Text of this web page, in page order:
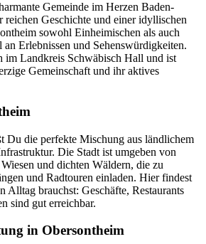
Gemeinde im Herzen Baden-
reichen Geschichte und einer idyllischen
sowohl Einheimischen als auch
Erlebnissen und Sehenswürdigkeiten.
im Landkreis Schwäbisch Hall und ist
Gemeinschaft und ihr aktives
Du die perfekte Mischung aus ländlichem
Die Stadt ist umgeben von
und dichten Wäldern, die zu
und Radtouren einladen. Hier findest
Alltag brauchst: Geschäfte, Restaurants
sind gut erreichbar.
in Obersontheim